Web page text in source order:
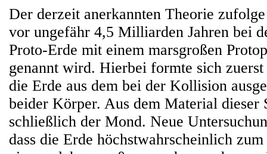
Der derzeit anerkannten Theorie
vor ungefähr 4,5 Milliarden Jahren bei
Proto-Erde mit einem marsgroßen
genannt wird. Hierbei formte sich zuerst
die Erde aus dem bei der Kollision
beider Körper. Aus dem Material dieser
schließlich der Mond. Neue
dass die Erde höchstwahrscheinlich